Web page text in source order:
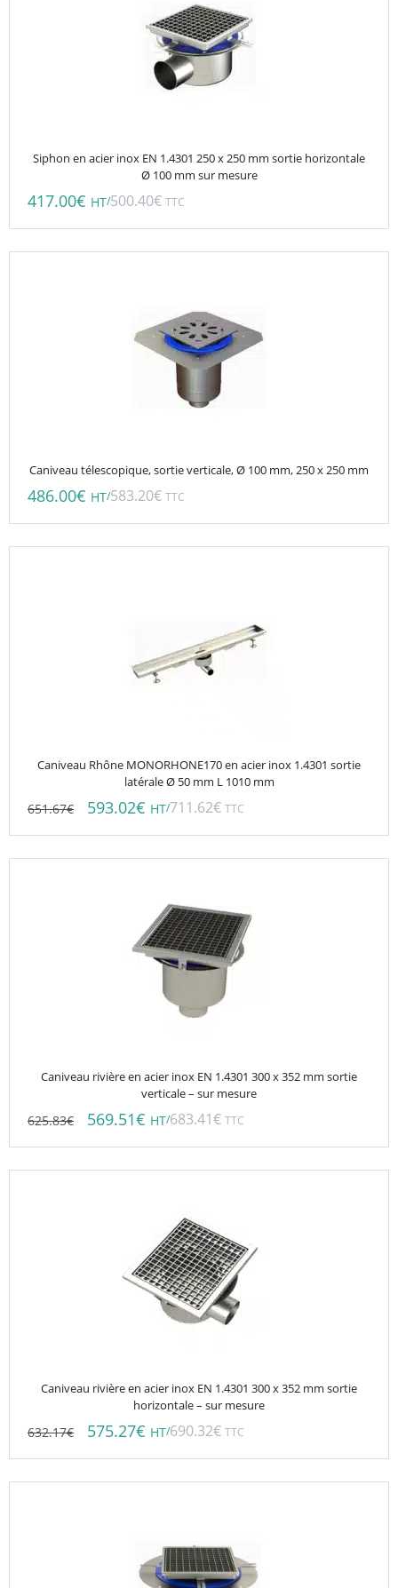
Siphon en acier inox EN 1.4301 250 x 250 mm sortie horizontale
Ø 100 mm sur mesure
417.00€ HT/500.40€ TTC
Caniveau télescopique, sortie verticale, Ø 100 mm, 250 x 250 mm
486.00€ HT/583.20€ TTC
Caniveau Rhône MONORHONE170 en acier inox 1.4301 sortie
latérale Ø 50 mm L 1010 mm
651.67€ 593.02€ HT/711.62€ TTC
Caniveau rivière en acier inox EN 1.4301 300 x 352 mm sortie
verticale – sur mesure
625.83€ 569.51€ HT/683.41€ TTC
Caniveau rivière en acier inox EN 1.4301 300 x 352 mm sortie
horizontale – sur mesure
632.17€ 575.27€ HT/690.32€ TTC